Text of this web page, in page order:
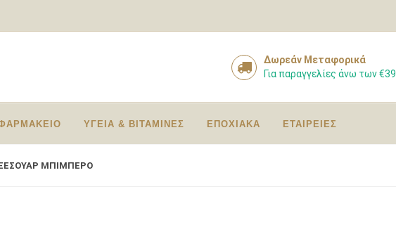
Δωρεάν Μεταφορικά
Για παραγγελίες άνω των €39
ΥΓΕΙΑ & ΒΙΤΑΜΙΝΕΣ ΕΠΟΧΙΑΚΑ ΕΤΑΙΡΕΙΕΣ
ΜΠΙΜΠΕΡΟ